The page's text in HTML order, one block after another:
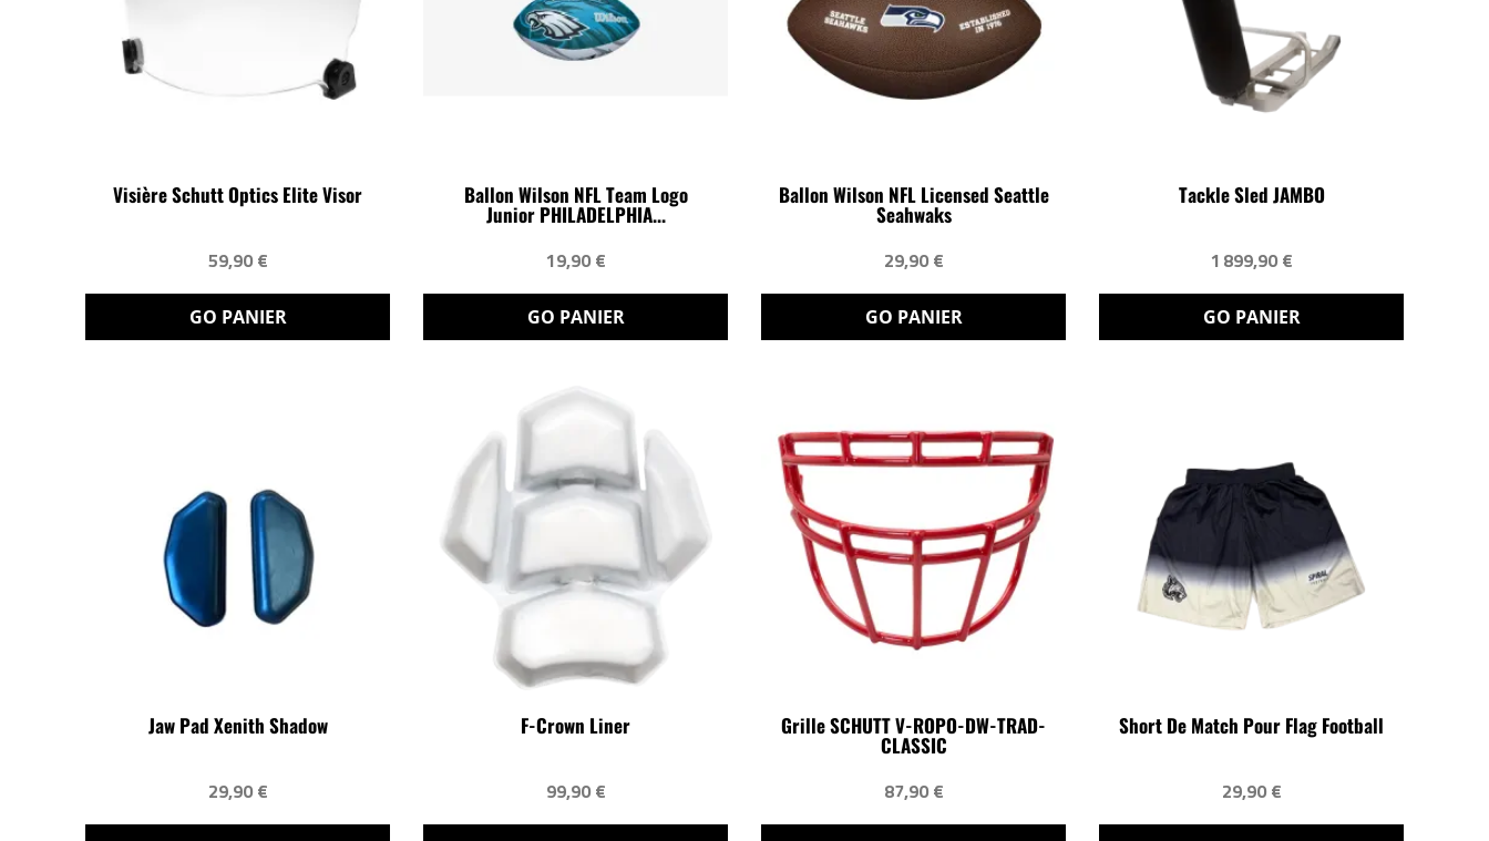
Visière Schutt Optics Elite Visor
59,90 €
GO PANIER
Ballon Wilson NFL Team Logo
Junior PHILADELPHIA...
19,90 €
GO PANIER
Ballon Wilson NFL Licensed Seattle
Seahwaks
29,90 €
GO PANIER
Tackle Sled JAMBO
1 899,90 €
GO PANIER
Jaw Pad Xenith Shadow
29,90 €
F-Crown Liner
99,90 €
Grille SCHUTT V-ROPO-DW-TRAD-
CLASSIC
87,90 €
Short De Match Pour Flag Football
29,90 €